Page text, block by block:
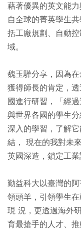
藉著優異的英文能
自全球的菁英學生
括工廠規劃、自動
域。
魏玉驊分享，因為
獲得師長的肯定，
國進行研習，「經
與世界各國的學生
深入的學習，了解
結， 現在的我對未
英國深造，鎖定工
勤益科大以臺灣的
領頭羊，引領學生
現 況，更透過海外
育最搶手的人才、